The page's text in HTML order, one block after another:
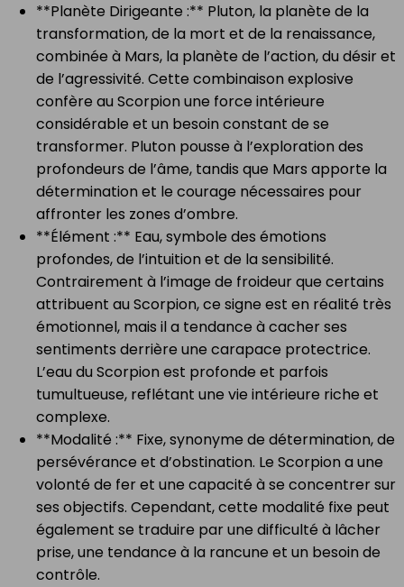
**Planète Dirigeante :** Pluton, la planète de la
transformation, de la mort et de la renaissance,
combinée à Mars, la planète de l’action, du désir et
de l’agressivité. Cette combinaison explosive
confère au Scorpion une force intérieure
considérable et un besoin constant de se
transformer. Pluton pousse à l’exploration des
profondeurs de l’âme, tandis que Mars apporte la
détermination et le courage nécessaires pour
affronter les zones d’ombre.
**Élément :** Eau, symbole des émotions
profondes, de l’intuition et de la sensibilité.
Contrairement à l’image de froideur que certains
attribuent au Scorpion, ce signe est en réalité très
émotionnel, mais il a tendance à cacher ses
sentiments derrière une carapace protectrice.
L’eau du Scorpion est profonde et parfois
tumultueuse, reflétant une vie intérieure riche et
complexe.
**Modalité :** Fixe, synonyme de détermination, de
persévérance et d’obstination. Le Scorpion a une
volonté de fer et une capacité à se concentrer sur
ses objectifs. Cependant, cette modalité fixe peut
également se traduire par une difficulté à lâcher
prise, une tendance à la rancune et un besoin de
contrôle.